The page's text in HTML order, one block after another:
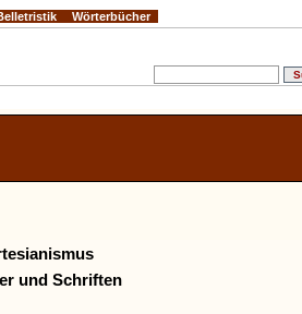
Wörterbücher
und Schriften